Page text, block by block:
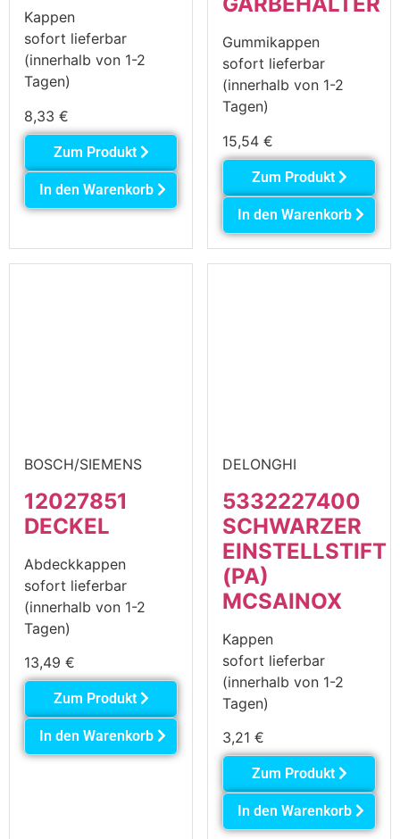
Kappen
sofort lieferbar
(innerhalb von 1-2
Tagen)
8,33 €
Zum Produkt
In den Warenkorb
Gummikappen
sofort lieferbar
(innerhalb von 1-2
Tagen)
15,54 €
Zum Produkt
In den Warenkorb
BOSCH/SIEMENS
12027851
DECKEL
Abdeckkappen
sofort lieferbar
(innerhalb von 1-2
Tagen)
13,49 €
Zum Produkt
In den Warenkorb
DELONGHI
5332227400
SCHWARZER
EINSTELLSTIFT
(PA)
MCSAINOX
Kappen
sofort lieferbar
(innerhalb von 1-2
Tagen)
3,21 €
Zum Produkt
In den Warenkorb